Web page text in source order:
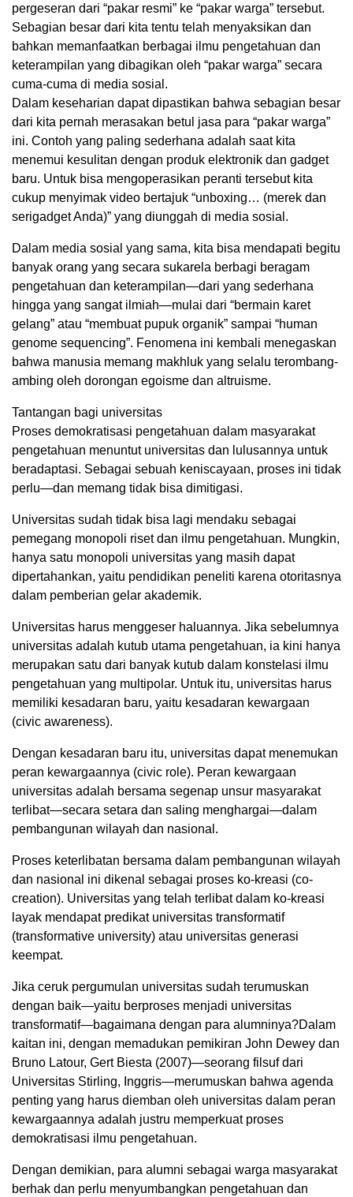
pergeseran dari “pakar resmi” ke “pakar warga” tersebut.
Sebagian besar dari kita tentu telah menyaksikan dan
bahkan memanfaatkan berbagai ilmu pengetahuan dan
keterampilan yang dibagikan oleh “pakar warga” secara
cuma-cuma di media sosial.
Dalam keseharian dapat dipastikan bahwa sebagian besar
dari kita pernah merasakan betul jasa para “pakar warga”
ini. Contoh yang paling sederhana adalah saat kita
menemui kesulitan dengan produk elektronik dan gadget
baru. Untuk bisa mengoperasikan peranti tersebut kita
cukup menyimak video bertajuk “unboxing… (merek dan
serigadget Anda)” yang diunggah di media sosial.
Dalam media sosial yang sama, kita bisa mendapati begitu
banyak orang yang secara sukarela berbagi beragam
pengetahuan dan keterampilan—dari yang sederhana
hingga yang sangat ilmiah—mulai dari “bermain karet
gelang” atau “membuat pupuk organik” sampai “human
genome sequencing”. Fenomena ini kembali menegaskan
bahwa manusia memang makhluk yang selalu terombang-
ambing oleh dorongan egoisme dan altruisme.
Tantangan bagi universitas
Proses demokratisasi pengetahuan dalam masyarakat
pengetahuan menuntut universitas dan lulusannya untuk
beradaptasi. Sebagai sebuah keniscayaan, proses ini tidak
perlu—dan memang tidak bisa dimitigasi.
Universitas sudah tidak bisa lagi mendaku sebagai
pemegang monopoli riset dan ilmu pengetahuan. Mungkin,
hanya satu monopoli universitas yang masih dapat
dipertahankan, yaitu pendidikan peneliti karena otoritasnya
dalam pemberian gelar akademik.
Universitas harus menggeser haluannya. Jika sebelumnya
universitas adalah kutub utama pengetahuan, ia kini hanya
merupakan satu dari banyak kutub dalam konstelasi ilmu
pengetahuan yang multipolar. Untuk itu, universitas harus
memiliki kesadaran baru, yaitu kesadaran kewargaan
(civic awareness).
Dengan kesadaran baru itu, universitas dapat menemukan
peran kewargaannya (civic role). Peran kewargaan
universitas adalah bersama segenap unsur masyarakat
terlibat—secara setara dan saling menghargai—dalam
pembangunan wilayah dan nasional.
Proses keterlibatan bersama dalam pembangunan wilayah
dan nasional ini dikenal sebagai proses ko-kreasi (co-
creation). Universitas yang telah terlibat dalam ko-kreasi
layak mendapat predikat universitas transformatif
(transformative university) atau universitas generasi
keempat.
Jika ceruk pergumulan universitas sudah terumuskan
dengan baik—yaitu berproses menjadi universitas
transformatif—bagaimana dengan para alumninya?Dalam
kaitan ini, dengan memadukan pemikiran John Dewey dan
Bruno Latour, Gert Biesta (2007)—seorang filsuf dari
Universitas Stirling, Inggris—merumuskan bahwa agenda
penting yang harus diemban oleh universitas dalam peran
kewargaannya adalah justru memperkuat proses
demokratisasi ilmu pengetahuan.
Dengan demikian, para alumni sebagai warga masyarakat
berhak dan perlu menyumbangkan pengetahuan dan